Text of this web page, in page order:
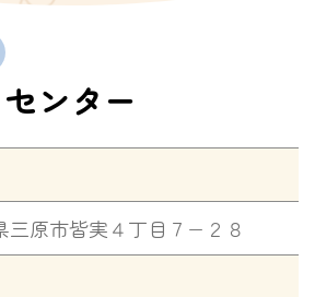
ンター
三原市皆実４丁目７−２８